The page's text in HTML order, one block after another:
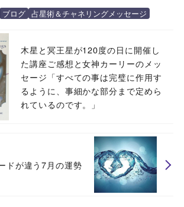
ブログ 占星術＆チャネリングメッセージ
木星と冥王星が120度の日に開催し
た講座ご感想と女神カーリーのメッ
セージ「すべての事は完璧に作用す
るように、事細かな部分まで定めら
れているのです。」
ドが違う7月の運勢